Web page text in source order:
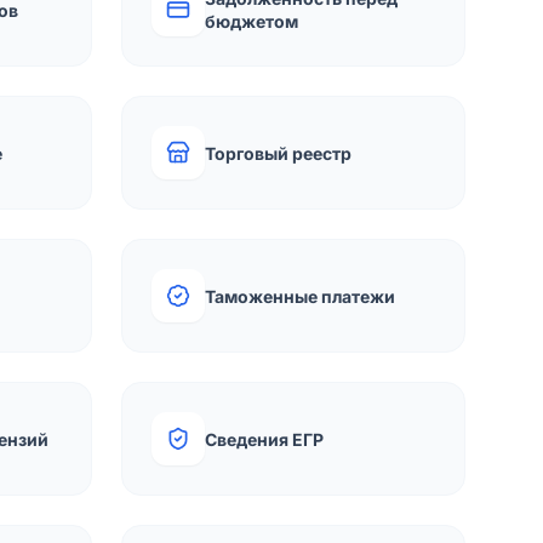
бюджетом
Торговый реестр
Таможенные платежи
Сведения ЕГР